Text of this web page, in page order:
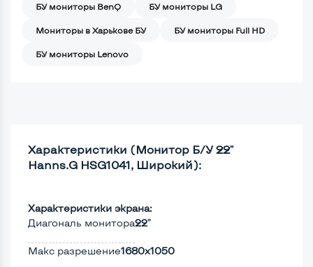
БУ мониторы BenQ БУ мониторы LG
Мониторы в Харькове БУ БУ мониторы Full HD
БУ мониторы Lenovo
Характеристики (Монитор Б/У 22"
Hanns.G HSG1041, Широкий):
Характеристики экрана:
Диагональ монитора22"
Макс разрешение1680x1050